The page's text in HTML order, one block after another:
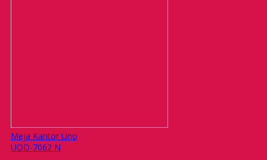
Meja Kantor Uno
UOD-7062 N